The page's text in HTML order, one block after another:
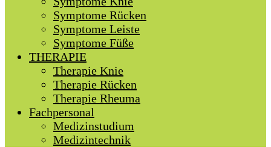
Symptome Rücken
Symptome Leiste
Symptome Füße
THERAPIE
Therapie Knie
Therapie Rücken
Therapie Rheuma
Fachpersonal
Medizinstudium
Medizintechnik